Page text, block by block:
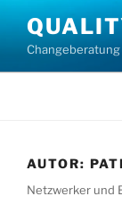
Inhalt
springen
AUTOR:
Netzwerker und